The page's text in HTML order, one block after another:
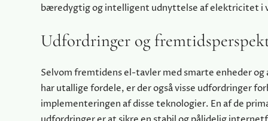
bæredygtig og intelligent udnyttelse af elektricitet i
Udfordringer og
Selvom fremtidens el-tavler med smarte enheder
har utallige fordele, er der også visse udfordringer
implementeringen af disse teknologier. En af de